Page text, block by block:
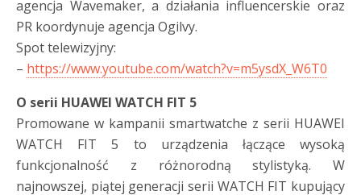
agencja Wavemaker, a działania influencerskie oraz
PR koordynuje agencja Ogilvy.
Spot telewizyjny:
– https://www.youtube.com/watch?v=m5ysdX_W6T0
O serii HUAWEI WATCH FIT 5
Promowane w kampanii smartwatche z serii HUAWEI
WATCH FIT 5 to urządzenia łączące wysoką
funkcjonalność z różnorodną stylistyką. W
najnowszej, piątej generacji serii WATCH FIT kupujący